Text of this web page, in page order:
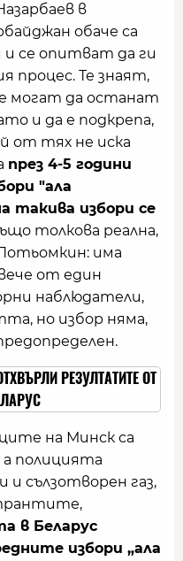
в
обаче са
и се опитват да ги
процес. Те знаят,
могат да останат
и да е подкрепа,
от тях не иска
през 4-5 години
"ала
такива избори се
толкова реална,
има
от един
наблюдатели,
но избор няма,
РЕЗУЛТАТИТЕ ОТ
на Минск са
полицията
и сълзотворен газ,
в Беларус
избори „ала